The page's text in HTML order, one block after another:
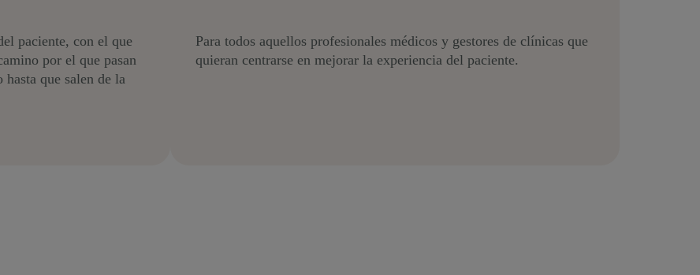
paciente, con el que
por el que pasan
hasta que salen de la
Para todos aquellos profesionales médicos y gestores de clínicas que
quieran centrarse en mejorar la experiencia del paciente.